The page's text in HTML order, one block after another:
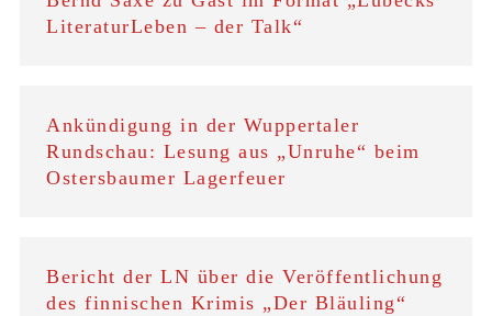
LiteraturLeben – der Talk“
Ankündigung in der Wuppertaler
Rundschau: Lesung aus „Unruhe“ beim
Ostersbaumer Lagerfeuer
Bericht der LN über die Veröffentlichung
des finnischen Krimis „Der Bläuling“